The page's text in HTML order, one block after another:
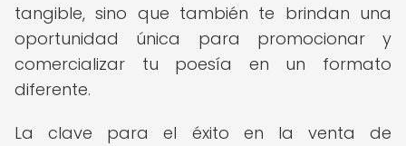
tangible, sino que también te brindan una
oportunidad única para promocionar y
comercializar tu poesía en un formato
diferente.
La clave para el éxito en la venta de